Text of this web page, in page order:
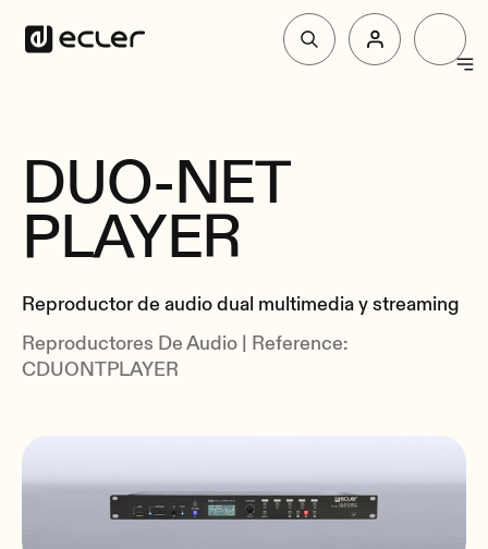
Soluciones
Soporte y Comunidad
Resumen
Especificaciones
Relacionados
DUO-NET
PLAYER
Reproductor de audio dual multimedia y streaming
Reproductores De Audio | Reference:
CDUONTPLAYER